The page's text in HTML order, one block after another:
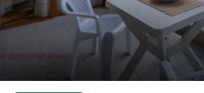
849 €